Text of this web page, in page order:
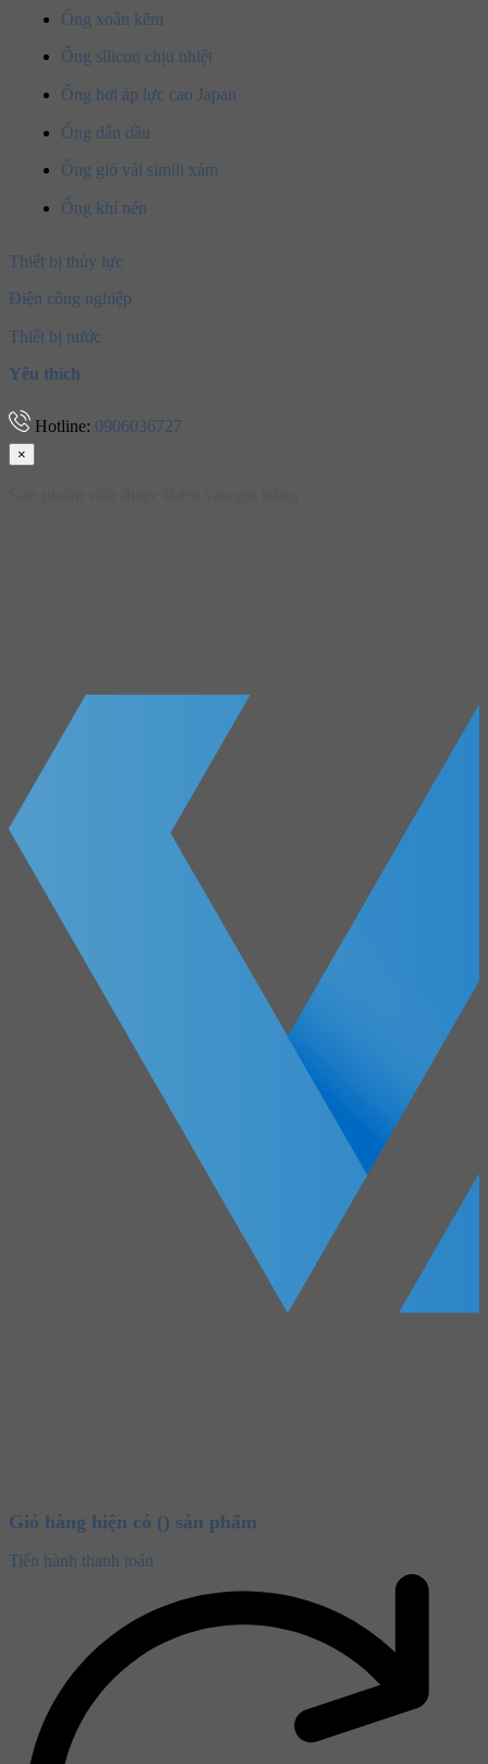
Ống xoắn kẽm
Ống silicon chịu nhiệt
Ống hơi áp lực cao Japan
Ống dẫn dầu
Ống gió vải simili xám
Ống khí nén
Thiết bị thủy lực
Điện công nghiệp
Thiết bị nước
Yêu thích
Hotline: 0906036727
×
Giỏ hàng hiện có () sản phẩm
Tiến hành thanh toán